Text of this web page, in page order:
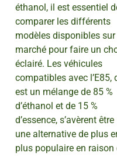
éthanol, il est essentiel
comparer les différents
modèles disponibles sur
marché pour faire un
éclairé. Les véhicules
compatibles avec l’E85,
est un mélange de 85 %
d’éthanol et de 15 %
d’essence, s’avèrent être
une alternative de plus
plus populaire en raison